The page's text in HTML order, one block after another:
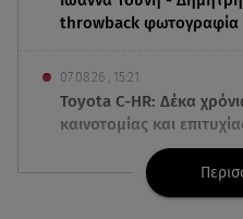
throwback φωτογραφία
07.08.26 , 15:21
Toyota C-HR: Δέκα
καινοτομίας και
07.08.26 , 15:09
Τροχαίο Σέρρες: «Δεν